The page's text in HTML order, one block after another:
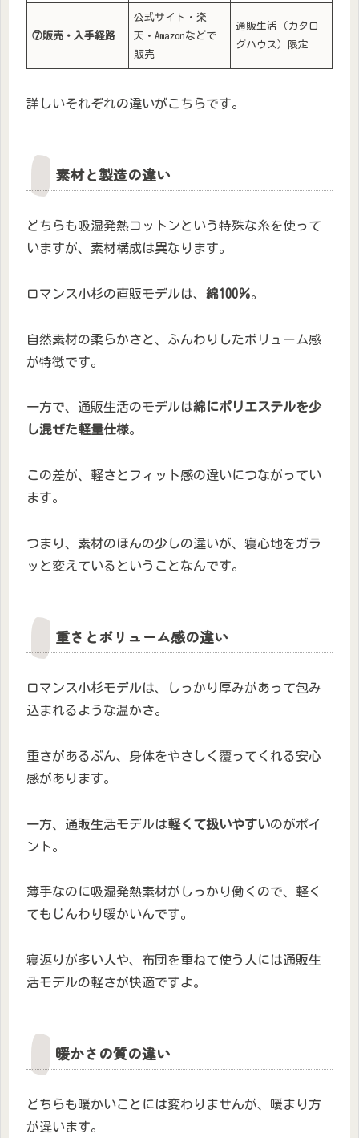
⑦販売・入手経路
公式サイト・楽
天・Amazonなどで
販売
通販生活（カタロ
グハウス）限定
詳しいそれぞれの違いがこちらです。
素材と製造の違い
どちらも吸湿発熱コットンという特殊な糸を使って
いますが、素材構成は異なります。
ロマンス小杉の直販モデルは、 綿100％。
自然素材の柔らかさと、ふんわりしたボリューム感
が特徴です。
一方で、通販生活のモデルは綿にポリエステルを少
し混ぜた軽量仕様。
この差が、軽さとフィット感の違いにつながってい
ます。
つまり、素材のほんの少しの違いが、寝心地をガラ
ッと変えているということなんです。
重さとボリューム感の違い
ロマンス小杉モデルは、しっかり厚みがあって包み
込まれるような温かさ。
重さがあるぶん、身体をやさしく覆ってくれる安心
感があります。
一方、通販生活モデルは軽くて扱いやすいのがポイ
ント。
薄手なのに吸湿発熱素材がしっかり働くので、軽く
てもじんわり暖かいんです。
寝返りが多い人や、布団を重ねて使う人には通販生
活モデルの軽さが快適ですよ。
暖かさの質の違い
どちらも暖かいことには変わりませんが、暖まり方
が違います。